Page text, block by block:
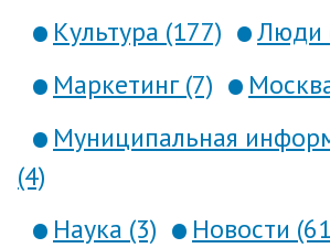
Культура (177)
Люди
Маркетинг (7)
Муниципальная
(4)
Наука (3)
Новости